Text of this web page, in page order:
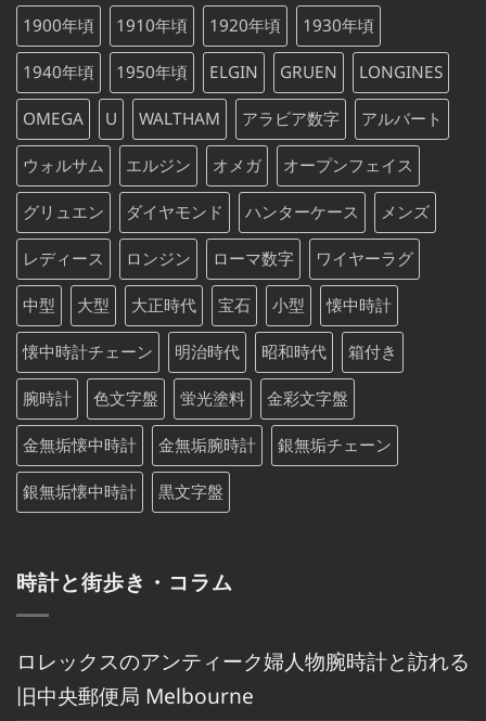
¥75,000
で
た。
は
¥75,000
で
す。
1900年頃 1910年頃 1920年頃 1930年頃
1940年頃 1950年頃 ELGIN GRUEN LONGINES
OMEGA U WALTHAM アラビア数字 アルバート
ウォルサム エルジン オメガ オープンフェイス
グリュエン ダイヤモンド ハンターケース メンズ
レディース ロンジン ローマ数字 ワイヤーラグ
中型 大型 大正時代 宝石 小型 懐中時計
懐中時計チェーン 明治時代 昭和時代 箱付き
腕時計 色文字盤 蛍光塗料 金彩文字盤
金無垢懐中時計 金無垢腕時計 銀無垢チェーン
銀無垢懐中時計 黒文字盤
時計と街歩き・コラム
ロレックスのアンティーク婦人物腕時計と訪れる
旧中央郵便局 Melbourne